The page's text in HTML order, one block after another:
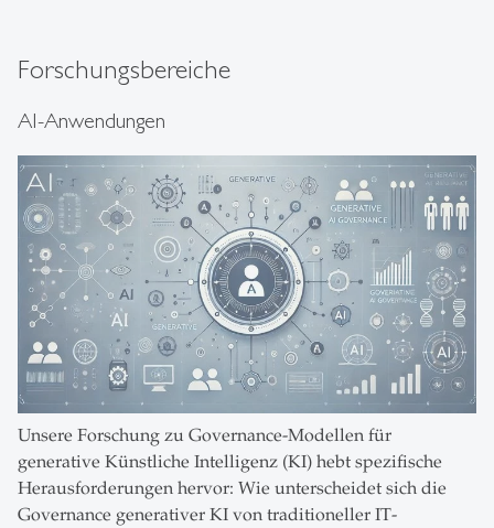
Forschungsbereiche
AI-Anwendungen
Unsere Forschung zu Governance-Modellen für
generative Künstliche Intelligenz (KI) hebt spezifische
Herausforderungen hervor: Wie unterscheidet sich die
Governance generativer KI von traditioneller IT-